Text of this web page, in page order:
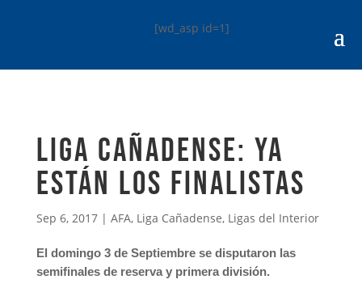
[wd_asp id=1]
LIGA CAÑADENSE: Ya
están los finalistas
Sep 6, 2017| AFA, Liga Cañadense, Ligas del Interior
El domingo 3 de Septiembre se disputaron las
semifinales de reserva y primera división.